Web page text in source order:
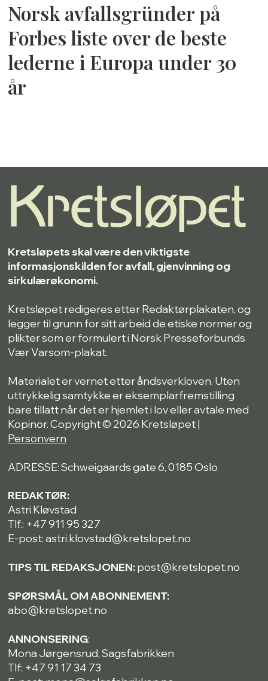
Norsk avfallsgründer på
Forbes liste over de beste
lederne i Europa under 30
år
Kretsløpets skal være den viktigste
informasjonskilden for avfall, gjenvinning og
sirkulærøkonomi.
Kretsløpet redigeres etter Redaktørplakaten, og
legger til grunn for sitt arbeid de etiske normer og
plikter som er formulert i Norsk Presseforbunds
Vær Varsom-plakat.
Materialet er vernet etter åndsverkloven. Uten
uttrykkelig samtykke er eksemplarfremstilling
bare tillatt når det er hjemlet i lov eller avtale med
Kopinor. Copyright © 2026 Kretsløpet |
Personvern
ADRESSE: Schweigaards gate 6, 0185 Oslo
REDAKTØR:
Astri Kløvstad
Tlf.: +47 911 95 327
E-post: astri.klovstad@kretslopet.no
TIPS TIL REDAKSJONEN:post@kretslopet.no
SPØRSMÅL OM ABONNEMENT:
abo@kretslopet.no
ANNONSERING:
Mona Jørgensrud, Sagsfabrikken
Tlf: +47 91 17 34 73